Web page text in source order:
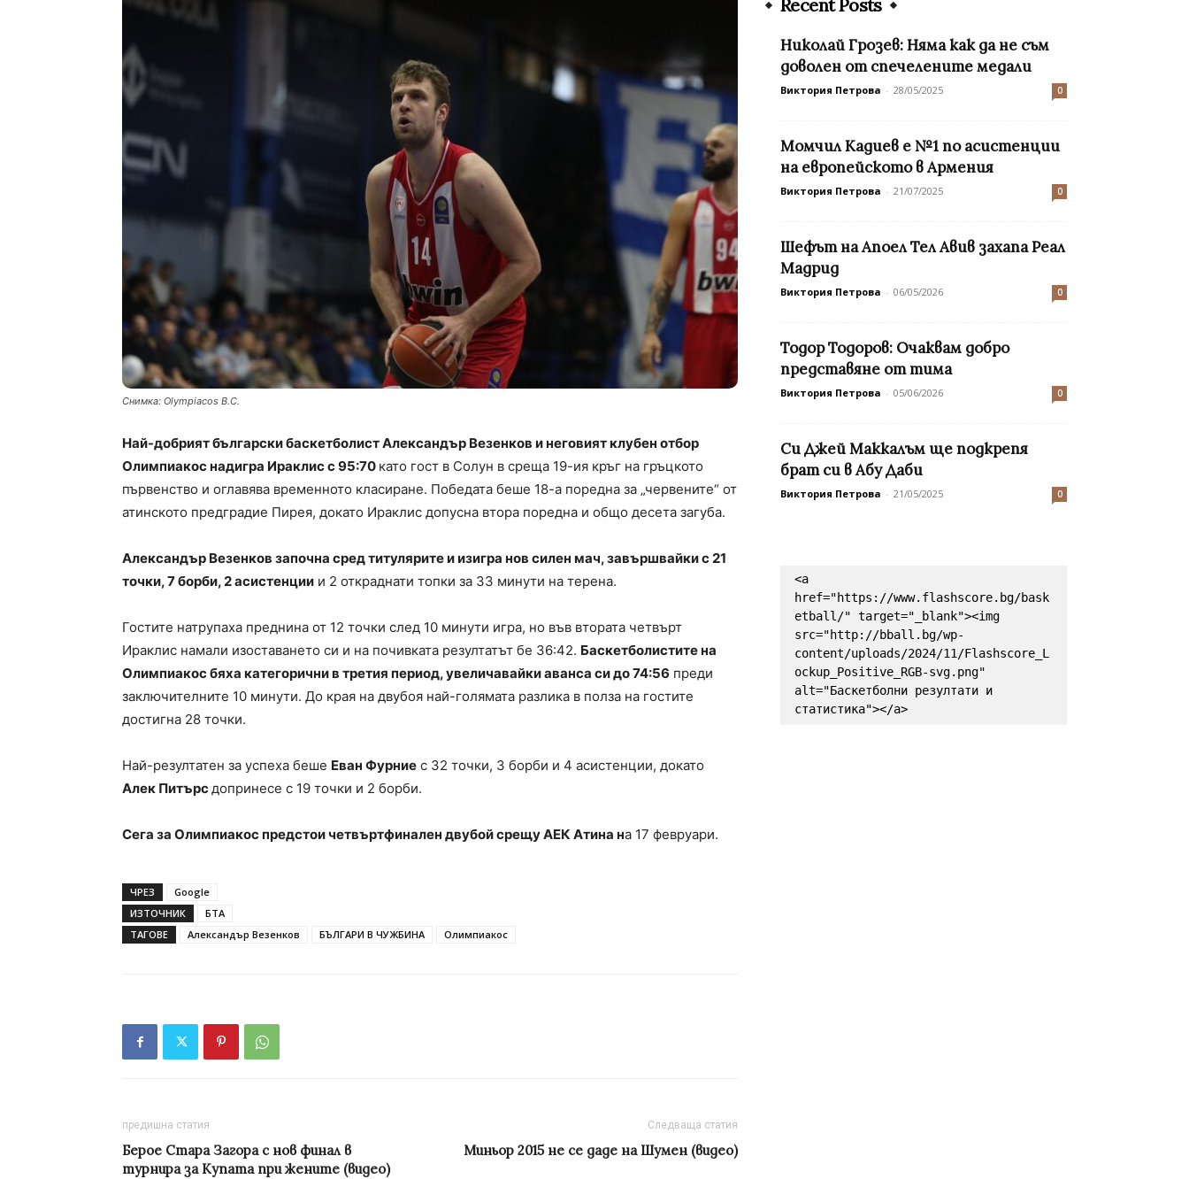
Снимка: Olympiacos B.C.
Най-добрият български баскетболист Александър Везенков и неговият клубен отбор
Олимпиакос надигра Ираклис с 95:70 като гост в Солун в среща 19-ия кръг на гръцкото
първенство и оглавява временното класиране. Победата беше 18-а поредна за „червените“ от
атинското предградие Пирея, докато Ираклис допусна втора поредна и общо десета загуба.
Александър Везенков започна сред титулярите и изигра нов силен мач, завършвайки с 21
точки, 7 борби, 2 асистенции и 2 откраднати топки за 33 минути на терена.
Гостите натрупаха преднина от 12 точки след 10 минути игра, но във втората четвърт
Ираклис намали изоставането си и на почивката резултатът бе 36:42. Баскетболистите на
Олимпиакос бяха категорични в третия период, увеличавайки аванса си до 74:56 преди
заключителните 10 минути. До края на двубоя най-голямата разлика в полза на гостите
достигна 28 точки.
Най-резултатен за успеха беше Еван Фурние с 32 точки, 3 борби и 4 асистенции, докато
Алек Питърсдопринесе с 19 точки и 2 борби.
Сега за Олимпиакос предстои четвъртфинален двубой срещу АЕК Атина на 17 февруари.
ЧРЕЗ
Google
ИЗТОЧНИК
БТА
ТАГОВЕ
Александър Везенков БЪЛГАРИ В ЧУЖБИНА Олимпиакос
предишна статия
Берое Стара Загора с нов финал в
турнира за Купата при жените (видео)
Следваща статия
Миньор 2015 не се даде на Шумен (видео)
Recent Posts
Николай Грозев: Няма как да не съм
доволен от спечелените медали
Виктория Петрова - 28/05/2025 0
Момчил Кадиев е №1 по асистенции
на европейското в Армения
Виктория Петрова - 21/07/2025 0
Шефът на Апоел Тел Авив захапа Реал
Мадрид
Виктория Петрова - 06/05/2026 0
Toдор Тодоров: Очаквам добро
представяне от тима
Виктория Петрова - 05/06/2026 0
Си Джей Маккалъм ще подкрепя
брат си в Абу Даби
Виктория Петрова - 21/05/2025 0
<a
href="https://www.flashscore.bg/bask
etball/" target="_blank"><img
src="http://bball.bg/wp-
content/uploads/2024/11/Flashscore_L
ockup_Positive_RGB-svg.png"
alt="Баскетболни резултати и
статистика"></a>